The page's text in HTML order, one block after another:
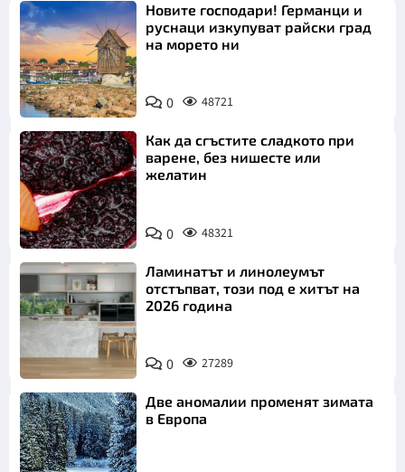
Новите господари! Германци и
руснаци изкупуват райски град
на морето ни
0 48721
Как да сгъстите сладкото при
варене, без нишесте или
желатин
0 48321
Ламинатът и линолеумът
отстъпват, този под е хитът на
2026 година
0 27289
Две аномалии променят зимата
в Европа